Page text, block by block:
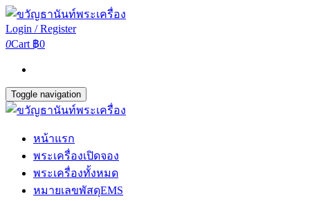
Login / Register
0Cart ฿0
Toggle navigation
หน้าแรก
พระเครื่องเปิดจอง
พระเครื่องทั้งหมด
หมายเลขพัสดุEMS